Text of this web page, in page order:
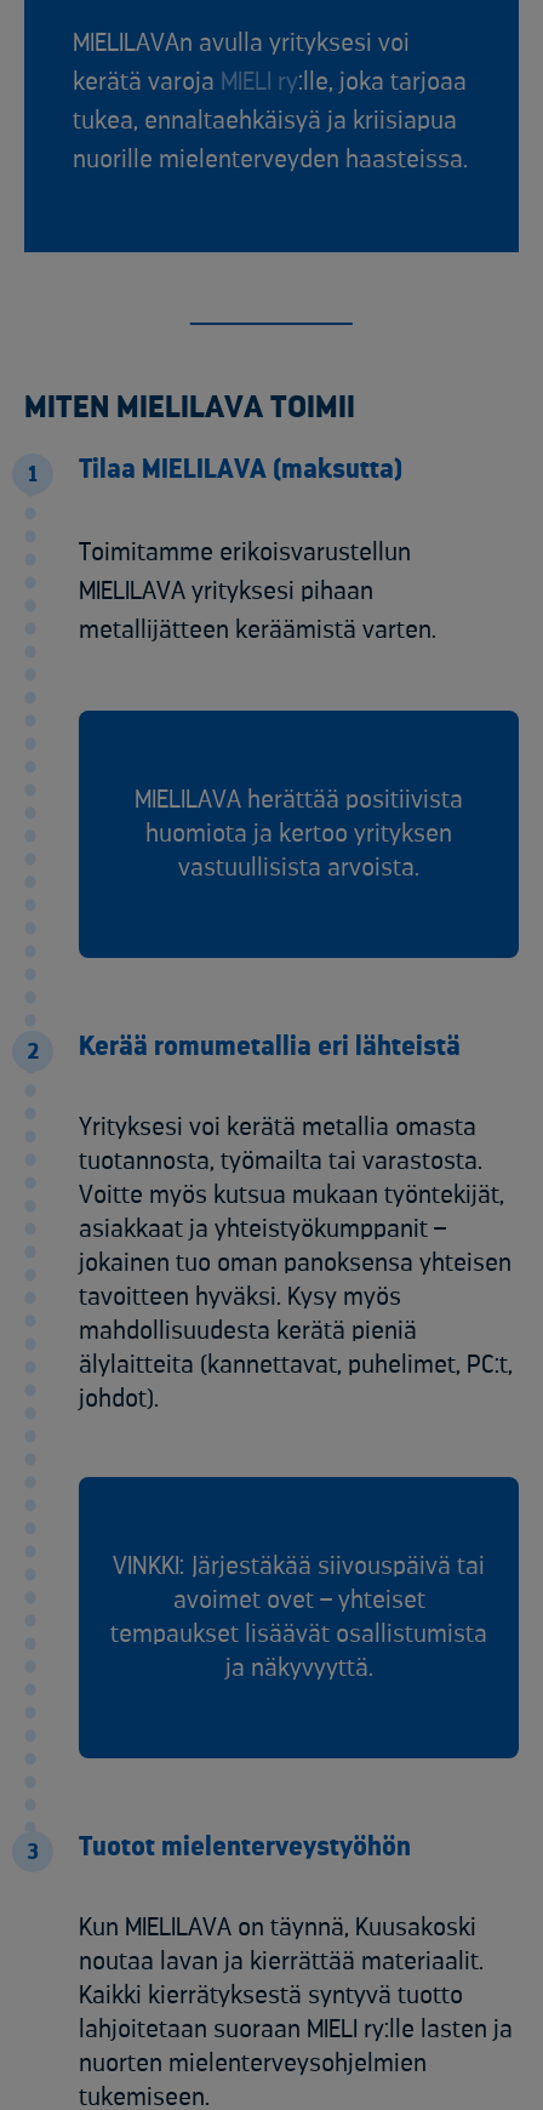
MIELILAVAn avulla yrityksesi voi
kerätä varoja MIELI ry:lle, joka tarjoaa
tukea, ennaltaehkäisyä ja kriisiapua
nuorille mielenterveyden haasteissa.
MITEN MIELILAVA TOIMII
1 Tilaa MIELILAVA (maksutta)
Toimitamme erikoisvarustellun
MIELILAVA yrityksesi pihaan
metallijätteen keräämistä varten.
MIELILAVA herättää positiivista
huomiota ja kertoo yrityksen
vastuullisista arvoista.
2 Kerää romumetallia eri lähteistä
Yrityksesi voi kerätä metallia omasta
tuotannosta, työmailta tai varastosta.
Voitte myös kutsua mukaan työntekijät,
asiakkaat ja yhteistyökumppanit –
jokainen tuo oman panoksensa yhteisen
tavoitteen hyväksi. Kysy myös
mahdollisuudesta kerätä pieniä
älylaitteita (kannettavat, puhelimet, PC:t,
johdot).
VINKKI: Järjestäkää siivouspäivä tai
avoimet ovet – yhteiset
tempaukset lisäävät osallistumista
ja näkyvyyttä.
3 Tuotot mielenterveystyöhön
Kun MIELILAVA on täynnä, Kuusakoski
noutaa lavan ja kierrättää materiaalit.
Kaikki kierrätyksestä syntyvä tuotto
lahjoitetaan suoraan MIELI ry:lle lasten ja
nuorten mielenterveysohjelmien
tukemiseen.